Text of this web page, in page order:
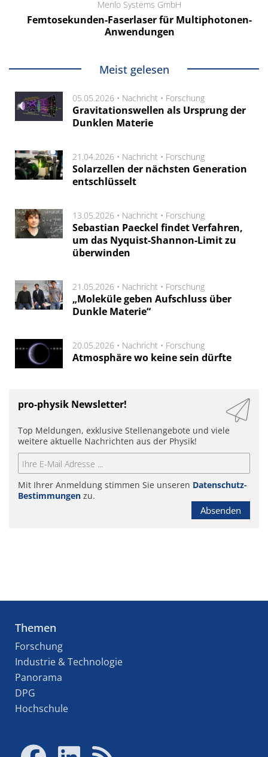
Menlo Systems GmbH
Femtosekunden-Faserlaser für Multiphotonen-
Anwendungen
Meist gelesen
05.05.2026 • Nachricht • Forschung
Gravitationswellen als Ursprung der
Dunklen Materie
21.04.2026 • Nachricht • Forschung
Solarzellen der nächsten Generation
entschlüsselt
13.05.2026 • Nachricht • Forschung
Sebastian Paeckel findet Verfahren,
um das Nyquist-Shannon-Limit zu
überwinden
21.05.2026 • Nachricht • Forschung
„Moleküle geben Aufschluss über
Dunkle Materie“
20.05.2026 • Nachricht • Forschung
Atmosphäre wo keine sein dürfte
pro-physik Newsletter!
Top Meldungen, exklusive Stellenangebote und viele
weitere aktuelle Nachrichten aus der Physik!
Mit Ihrer Anmeldung stimmen Sie unseren Datenschutz-
Bestimmungen zu.
Absenden
Themen
Forschung
Industrie & Technologie
Panorama
DPG
Hochschule